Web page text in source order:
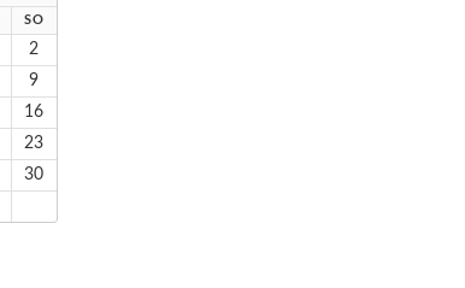
MSTAG
SONNTAG
2
9
16
23
30